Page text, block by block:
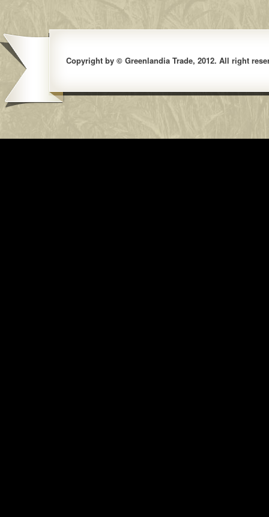
Copyright by © Greenlandia Trade, 2012. All right